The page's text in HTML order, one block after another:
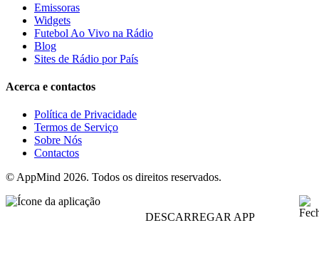
Emissoras
Widgets
Futebol Ao Vivo na Rádio
Blog
Sites de Rádio por País
Acerca e contactos
Política de Privacidade
Termos de Serviço
Sobre Nós
Contactos
© AppMind 2026. Todos os direitos reservados.
DESCARREGAR APP